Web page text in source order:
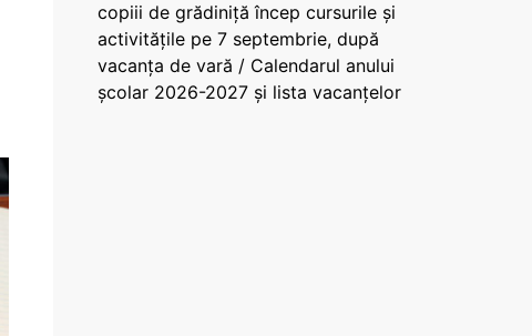
copiii de grădiniță încep cursurile și
activitățile pe 7 septembrie, după
vacanța de vară / Calendarul anului
școlar 2026-2027 și lista vacanțelor